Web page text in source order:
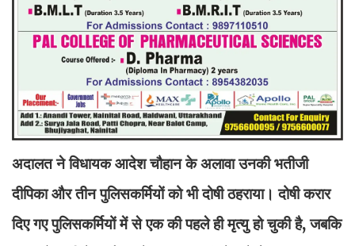
अदालत ने विधायक आदेश चौहान के अलावा उनकी भतीजी
दीपिका और तीन पुलिसकर्मियों को भी दोषी ठहराया। दोषी करार
दिए गए पुलिसकर्मियों में से एक की पहले ही मृत्यु हो चुकी है, जबकि